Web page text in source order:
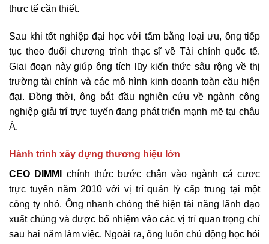
thực tế cần thiết.
Sau khi tốt nghiệp đại học với tấm bằng loại ưu, ông tiếp
tục theo đuổi chương trình thạc sĩ về Tài chính quốc tế.
Giai đoạn này giúp ông tích lũy kiến thức sâu rộng về thị
trường tài chính và các mô hình kinh doanh toàn cầu hiện
đại. Đồng thời, ông bắt đầu nghiên cứu về ngành công
nghiệp giải trí trực tuyến đang phát triển mạnh mẽ tại châu
Á.
Hành trình xây dựng thương hiệu lớn
CEO DIMMI
chính thức bước chân vào ngành cá cược
trực tuyến năm 2010 với vị trí quản lý cấp trung tại một
công ty nhỏ. Ông nhanh chóng thể hiện tài năng lãnh đạo
xuất chúng và được bổ nhiệm vào các vị trí quan trọng chỉ
sau hai năm làm việc. Ngoài ra, ông luôn chủ động học hỏi